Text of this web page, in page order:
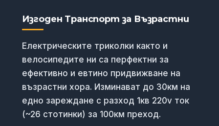
Изгоден Транспорт за Възрастни
Електрическите триколки както и
велосипедите ни са перфектни за
ефективно и евтино придвижване на
възрастни хора. Изминават до 30км на
едно зареждане с разход 1кв 220v ток
(~26 стотинки) за 100км преход.